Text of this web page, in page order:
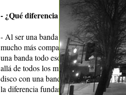
- ¿Qué diferencia tiene este trabajo
- Al ser una banda fue un producto
mucho más compartidas. Acá era más
una banda todo eso es más compartido.
allá de todos los músicos que podés
disco con una banda, estás mucho más
la diferencia fundamental es esa.